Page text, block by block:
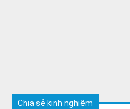
Chia sẻ kinh nghiệm